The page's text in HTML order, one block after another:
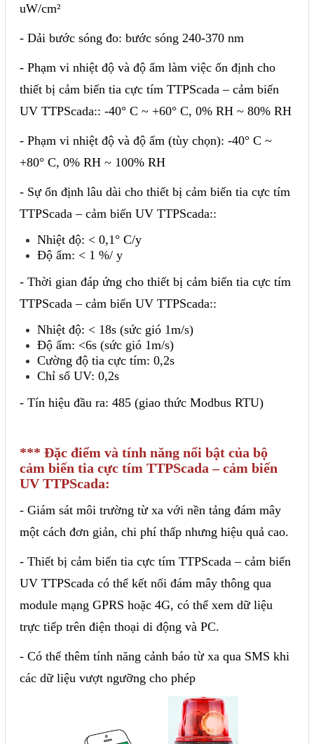
uW/cm²
- Dải bước sóng đo: bước sóng 240-370 nm
- Phạm vi nhiệt độ và độ ẩm làm việc ổn định cho
thiết bị cảm biến tia cực tím TTPScada – cảm biến
UV TTPScada:: -40° C ~ +60° C, 0% RH ~ 80% RH
- Phạm vi nhiệt độ và độ ẩm (tùy chọn): -40° C ~
+80° C, 0% RH ~ 100% RH
- Sự ổn định lâu dài cho thiết bị cảm biến tia cực tím
TTPScada – cảm biến UV TTPScada::
Nhiệt độ: < 0,1° C/y
Độ ẩm: < 1 %/ y
- Thời gian đáp ứng cho thiết bị cảm biến tia cực tím
TTPScada – cảm biến UV TTPScada::
Nhiệt độ: < 18s (sức gió 1m/s)
Độ ẩm: <6s (sức gió 1m/s)
Cường độ tia cực tím: 0,2s
Chỉ số UV: 0,2s
- Tín hiệu đầu ra: 485 (giao thức Modbus RTU)
*** Đặc điểm và tính năng nổi bật của bộ
cảm biến tia cực tím TTPScada – cảm biến
UV TTPScada:
- Giám sát môi trường từ xa với nền tảng đám mây
một cách đơn giản, chi phí thấp nhưng hiệu quả cao.
- Thiết bị cảm biến tia cực tím TTPScada – cảm biến
UV TTPScada có thể kết nối đám mây thông qua
module mạng GPRS hoặc 4G, có thể xem dữ liệu
trực tiếp trên điện thoại di động và PC.
- Có thể thêm tính năng cảnh báo từ xa qua SMS khi
các dữ liệu vượt ngưỡng cho phép